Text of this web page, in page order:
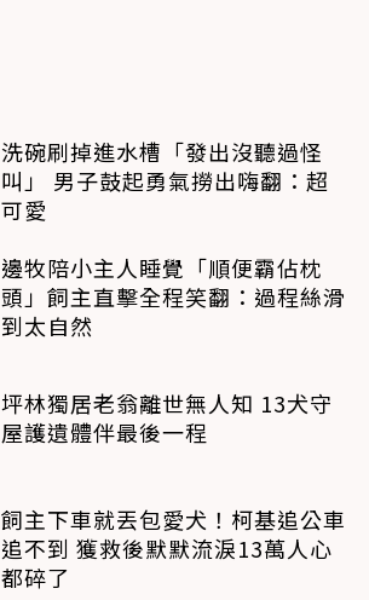
洗碗刷掉進水槽「發出沒聽過怪
叫」 男子鼓起勇氣撈出嗨翻：超
可愛
邊牧陪小主人睡覺「順便霸佔枕
頭」飼主直擊全程笑翻：過程絲滑
到太自然
坪林獨居老翁離世無人知 13犬守
屋護遺體伴最後一程
飼主下車就丟包愛犬！柯基追公車
追不到 獲救後默默流淚13萬人心
都碎了